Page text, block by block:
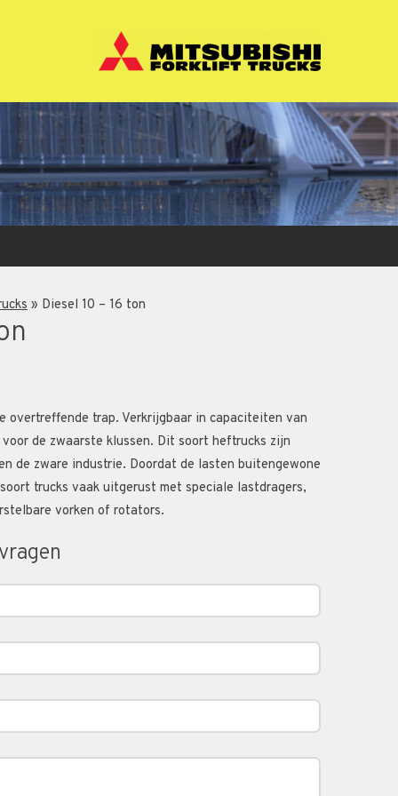
» Diesel 10 – 16 ton
overtreffende trap. Verkrijgbaar in capaciteiten van
de zwaarste klussen. Dit soort heftrucks zijn
de zware industrie. Doordat de lasten buitengewone
trucks vaak uitgerust met speciale lastdragers,
vorken of rotators.